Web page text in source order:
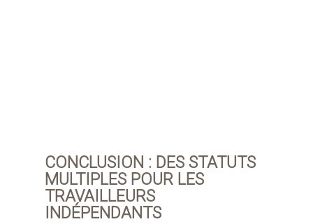
CONCLUSION : DES STATUTS
MULTIPLES POUR LES
TRAVAILLEURS
INDÉPENDANTS